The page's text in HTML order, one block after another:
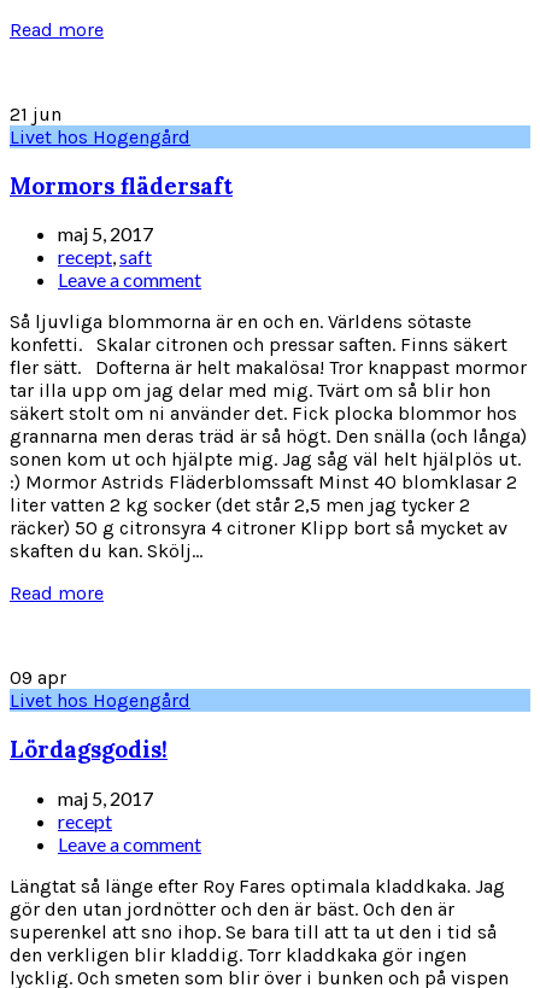
Read more
21 jun
Livet hos Hogengård
Mormors flädersaft
maj 5, 2017
recept,saft
Leave a comment
Så ljuvliga blommorna är en och en. Världens sötaste
konfetti. Skalar citronen och pressar saften. Finns säkert
fler sätt. Dofterna är helt makalösa! Tror knappast mormor
tar illa upp om jag delar med mig. Tvärt om så blir hon
säkert stolt om ni använder det. Fick plocka blommor hos
grannarna men deras träd är så högt. Den snälla (och långa)
sonen kom ut och hjälpte mig. Jag såg väl helt hjälplös ut.
:) Mormor Astrids Fläderblomssaft Minst 40 blomklasar 2
liter vatten 2 kg socker (det står 2,5 men jag tycker 2
räcker) 50 g citronsyra 4 citroner Klipp bort så mycket av
skaften du kan. Skölj...
Read more
09 apr
Livet hos Hogengård
Lördagsgodis!
maj 5, 2017
recept
Leave a comment
Längtat så länge efter Roy Fares optimala kladdkaka. Jag
gör den utan jordnötter och den är bäst. Och den är
superenkel att sno ihop. Se bara till att ta ut den i tid så
den verkligen blir kladdig. Torr kladdkaka gör ingen
lycklig. Och smeten som blir över i bunken och på vispen